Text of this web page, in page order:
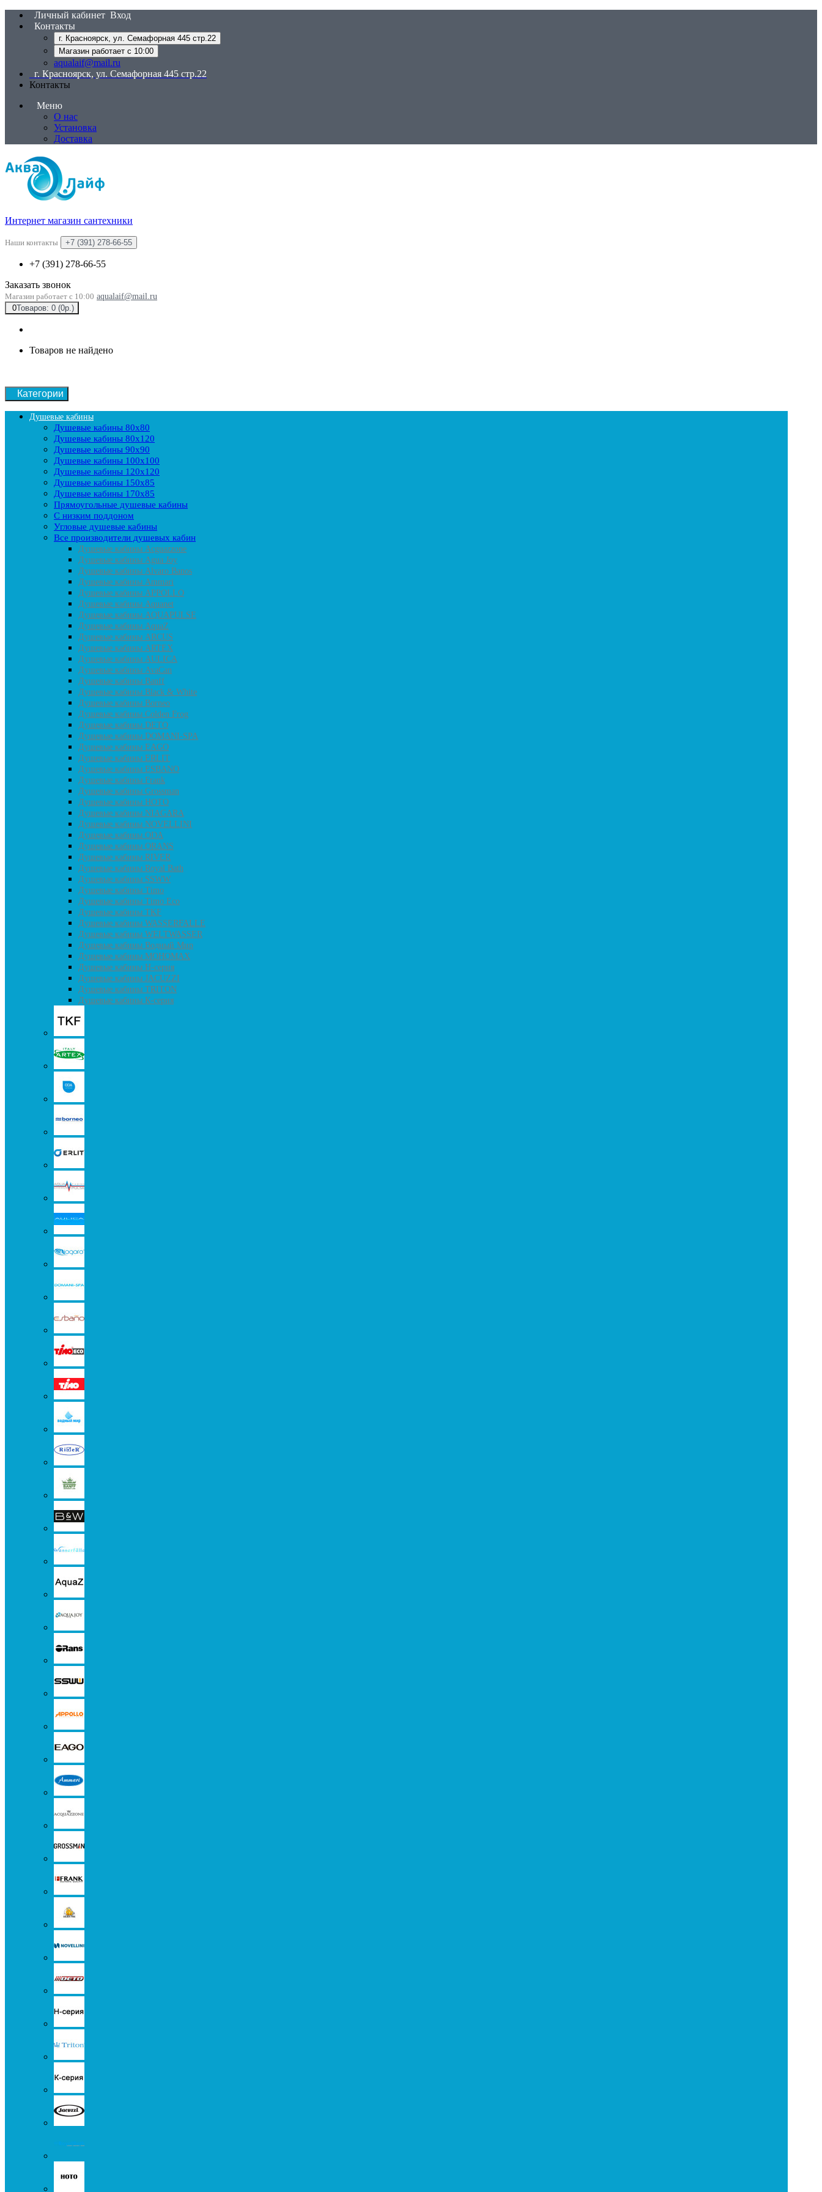
Личный кабинет Вход
Контакты
г. Красноярск, ул. Семафорная 445 стр.22
Магазин работает с 10:00
aqualaif@mail.ru
г. Красноярск, ул. Семафорная 445 стр.22
Контакты
Меню
О нас
Установка
Доставка
Интернет магазин сантехники
Наши контакты +7 (391) 278-66-55
+7 (391) 278-66-55
Заказать звонок
Магазин работает с 10:00 aqualaif@mail.ru
0Товаров: 0 (0р.)
Товаров не найдено
Категории
Душевые кабины
Душевые кабины 80x80
Душевые кабины 80x120
Душевые кабины 90х90
Душевые кабины 100x100
Душевые кабины 120x120
Душевые кабины 150x85
Душевые кабины 170x85
Прямоугольные душевые кабины
С низким поддоном
Угловые душевые кабины
Все производители душевых кабин
Душевые кабины Acguazzone
Душевые кабины Agua Joy
Душевые кабины Alvaro Banos
Душевые кабины Ammari
Душевые кабины APPOLLO
Душевые кабины Aquanet
Душевые кабины AQUAPULSE
Душевые кабины AquaZ
Душевые кабины ARCUS
Душевые кабины ARTEX
Душевые кабины AULICA
Душевые кабины AvaCan
Душевые кабины Banff
Душевые кабины Black & White
Душевые кабины Borneo
Душевые кабины Colden Frog
Душевые кабины DETO
Душевые кабины DOMANI-SPA
Душевые кабины EAGO
Душевые кабины ERLIT
Душевые кабины ESBANO
Душевые кабины Frank
Душевые кабины Grossman
Душевые кабины HOTO
Душевые кабины NIAGARA
Душевые кабины NOVELLINI
Душевые кабины ODA
Душевые кабины ORANS
Душевые кабины RIVER
Душевые кабины Royal Bath
Душевые кабины SSWW
Душевые кабины Timo
Душевые кабины Timo Eco
Душевые кабины TKF
Душевые кабины WASSERFALLE
Душевые кабины WELTWASSER
Душевые кабины Водный Мир
Душевые кабины МОНОМАХ
Душевые кабины H-серия
Душевые кабины JACUZZI
Душевые кабины TRITON
Душевые кабины К-серия